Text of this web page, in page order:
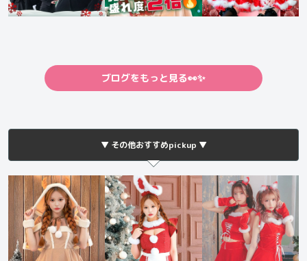
ブログをもっと見る👀✨
▼ その他おすすめpickup ▼